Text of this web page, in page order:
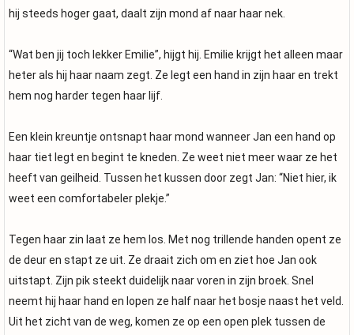
hij steeds hoger gaat, daalt zijn mond af naar haar nek.
“Wat ben jij toch lekker Emilie”, hijgt hij. Emilie krijgt het alleen maar
heter als hij haar naam zegt. Ze legt een hand in zijn haar en trekt
hem nog harder tegen haar lijf.
Een klein kreuntje ontsnapt haar mond wanneer Jan een hand op
haar tiet legt en begint te kneden. Ze weet niet meer waar ze het
heeft van geilheid. Tussen het kussen door zegt Jan: “Niet hier, ik
weet een comfortabeler plekje.”
Tegen haar zin laat ze hem los. Met nog trillende handen opent ze
de deur en stapt ze uit. Ze draait zich om en ziet hoe Jan ook
uitstapt. Zijn pik steekt duidelijk naar voren in zijn broek. Snel
neemt hij haar hand en lopen ze half naar het bosje naast het veld.
Uit het zicht van de weg, komen ze op een open plek tussen de